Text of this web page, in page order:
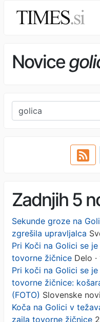
Novice
Zadnjih 5
Sekunde groze na
zgrešila upravljalca
Pri Koči na Golici se
tovorne žičnice Delo ·
Pri koči na Golici se
tovorne žičnice:
(FOTO) Slovenske
Koča na Golici v
zajla tovorne žičnice